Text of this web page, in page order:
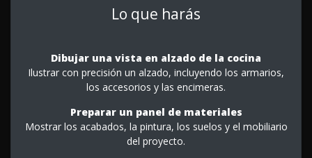
Lo que harás
Dibujar una vista en alzado de la cocina
Ilustrar con precisión un alzado, incluyendo los armarios,
los accesorios y las encimeras.
Preparar un panel de materiales
Mostrar los acabados, la pintura, los suelos y el mobiliario
del proyecto.